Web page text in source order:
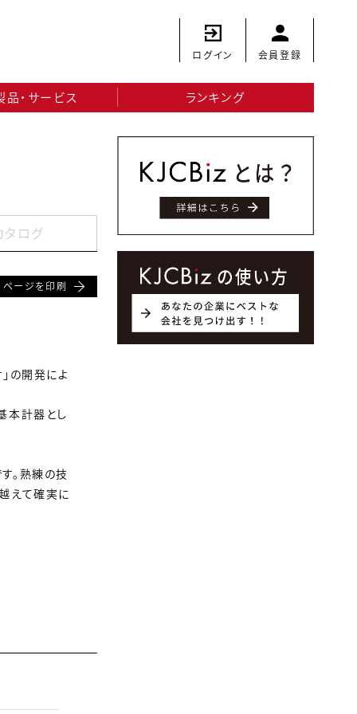
ログイン 会員登録
品・サービス ランキング
タログ
ページを印刷
の開発によ
本計器とし
。熟練の技
えて確実に